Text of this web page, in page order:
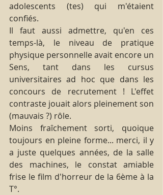
adolescents (tes) qui m'étaient
confiés.
Il faut aussi admettre, qu'en ces
temps-là, le niveau de pratique
physique personnelle avait encore un
Sens, tant dans les cursus
universitaires ad hoc que dans les
concours de recrutement ! L'effet
contraste jouait alors pleinement son
(mauvais ?) rôle.
Moins fraîchement sorti, quoique
toujours en pleine forme... merci, il y
a juste quelques années, de la salle
des machines, le constat amiable
frise le film d'horreur de la 6ème à la
T°.